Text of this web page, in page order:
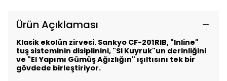
Ürün Açıklaması
Klasik ekolün zirvesi. Sankyo CF-201RIB, "Inline"
tuş sisteminin disiplinini, "Si Kuyruk"un derinliğini
ve "El Yapımı Gümüş Ağızlığın" ışıltısını tek bir
gövdede birleştiriyor.